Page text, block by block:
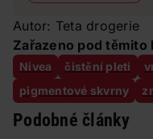
Autor: Teta drogerie
Zařazeno pod
Nivea čistění pleti
pigmentové skvrny
Podobné články